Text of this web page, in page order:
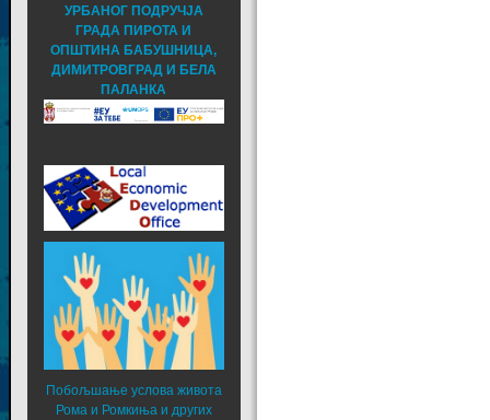
УРБАНОГ ПОДРУЧЈА
ГРАДА ПИРОТА И
ОПШТИНА БАБУШНИЦА,
ДИМИТРОВГРАД И БЕЛА
ПАЛАНКА
Побољшање услова живота
Рома и Ромкиња и других